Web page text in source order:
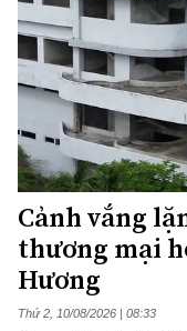
Cảnh vắng
thương mại
Hương
Thứ 2, 10/08/2026 | 08:33